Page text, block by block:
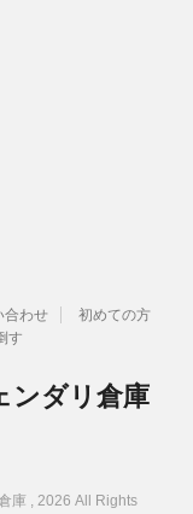
合わせ
初めての方
す
ンダリ倉庫
庫 , 2026 All Rights